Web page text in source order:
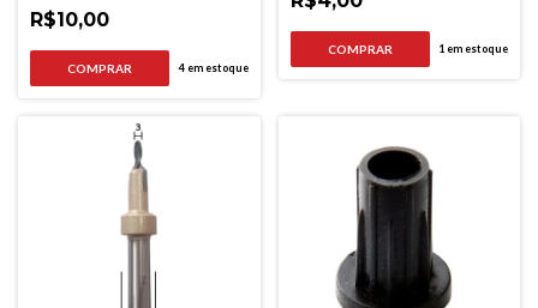
R$10,00
4em estoque
1 em estoque